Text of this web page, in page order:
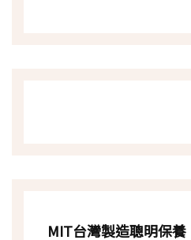
MIT台灣製造聰明保養